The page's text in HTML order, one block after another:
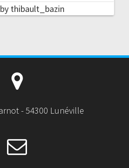
thibault_bazin
- 54300 Lunéville